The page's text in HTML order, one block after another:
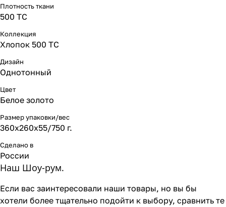
Плотность ткани
500 ТС
Коллекция
Хлопок 500 ТС
Дизайн
Однотонный
Цвет
Белое золото
Размер упаковки/вес
360х260х55/750 г.
Сделано в
России
Наш Шоу-рум.
Если вас заинтересовали наши товары, но вы бы
хотели более тщательно подойти к выбору, сравнить те